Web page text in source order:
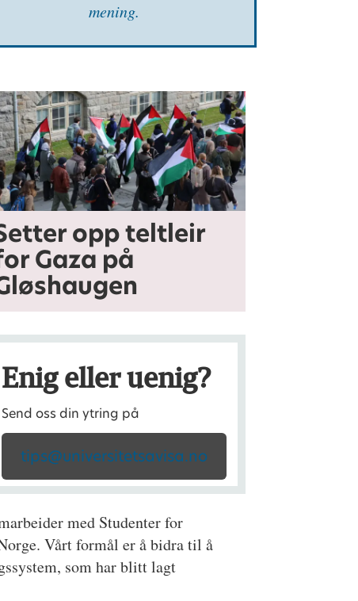
mening.
opp teltleir
Gaza på
Enig eller uenig?
Send oss din ytring på
tips@universitetsavisa.no
med Studenter for
Vårt formål er å bidra til å
som har blitt lagt